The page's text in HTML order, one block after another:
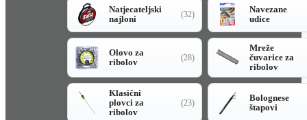
Natjecateljski
najloni
(32)
Navezane
udice
Olovo za
ribolov
(28)
Mreže
čuvarice za
ribolov
Klasični
plovci za
ribolov
(23)
Bolognese
štapovi